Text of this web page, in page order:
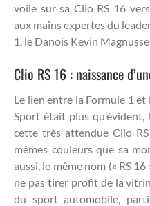
voile sur sa Clio RS 16
aux mains expertes du
1, le Danois Kevin
Clio RS 16 : naissance
Le lien entre la Formule 1
Sport était plus
cette très attendue Clio
mêmes couleurs que sa
aussi, le même nom (« RS
ne pas tirer profit de la
du sport automobile,